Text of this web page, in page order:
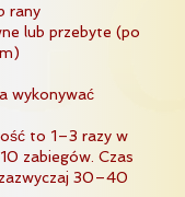
rany
lub przebyte (po
wykonywać
to 1–3 razy w
zabiegów. Czas
30–40